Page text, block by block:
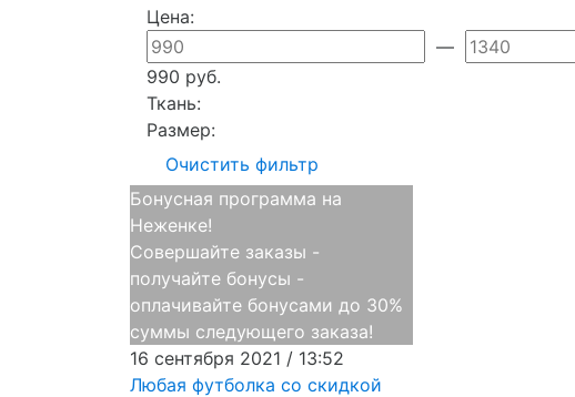
Цена:
—
990 руб.
Ткань:
Размер:
Очистить фильтр
Бонусная программа на
Неженке!
Совершайте заказы -
получайте бонусы -
оплачивайте бонусами до 30%
суммы следующего заказа!
16 сентября 2021 / 13:52
Любая футболка со скидкой